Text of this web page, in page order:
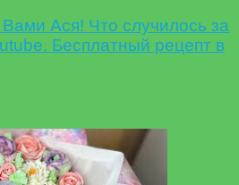
Ася! Что случилось за
Бесплатный рецепт в